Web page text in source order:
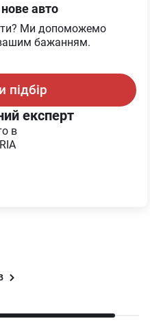
авто
Ми допоможемо
вашим бажанням.
підбір
експерт
в